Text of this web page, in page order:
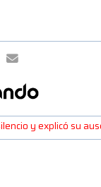
y explicó su